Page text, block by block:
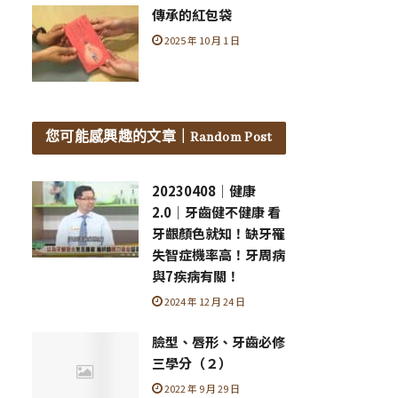
傳承的紅包袋
2025 年 10 月 1 日
您可能感興趣的文章｜Random Post
20230408│健康
2.0│牙齒健不健康 看
牙齦顏色就知！缺牙罹
失智症機率高！牙周病
與7疾病有關！
2024 年 12 月 24 日
臉型、唇形、牙齒必修
三學分（２）
2022 年 9 月 29 日